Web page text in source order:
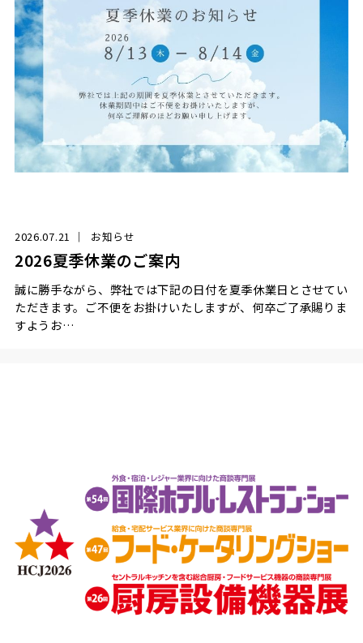
2026.07.21 お知らせ
2026夏季休業のご案内
誠に勝手ながら、弊社では下記の日付を夏季休業日とさせてい
ただきます。ご不便をお掛けいたしますが、何卒ご了承賜りま
すようお…